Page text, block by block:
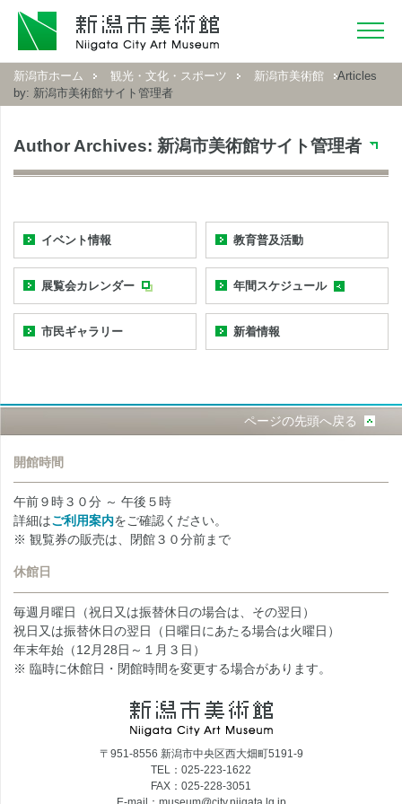
新潟市ホーム 観光・文化・スポーツ 新潟市美術館
Articles
by: 新潟市美術館サイト管理者
Author Archives: 新潟市美術館サイト管理者
イベント情報 教育普及活動
展覧会カレンダー 年間スケジュール
市民ギャラリー 新着情報
ページの先頭へ戻る
開館時間
午前９時３０分 ～ 午後５時
詳細はご利用案内をご確認ください。
※ 観覧券の販売は、閉館３０分前まで
休館日
毎週月曜日（祝日又は振替休日の場合は、その翌日）
祝日又は振替休日の翌日（日曜日にあたる場合は火曜日）
年末年始（12月28日～１月３日）
※ 臨時に休館日・閉館時間を変更する場合があります。
〒951-8556 新潟市中央区西大畑町5191-9
TEL：025-223-1622
FAX：025-228-3051